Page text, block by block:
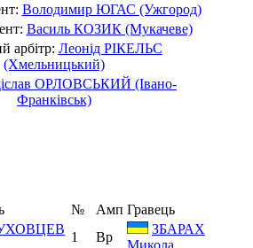
Володимир ЮГАС (Ужгород)
Василь КОЗИК (Мукачеве)
арбітр: Леонід РІКЕЛЬС
(Хмельницький)
ОРЛОВСЬКИЙ (Івано-
Франківськ)
№ Амп Гравець
1 Вр
ЗБАРАХ
Микола